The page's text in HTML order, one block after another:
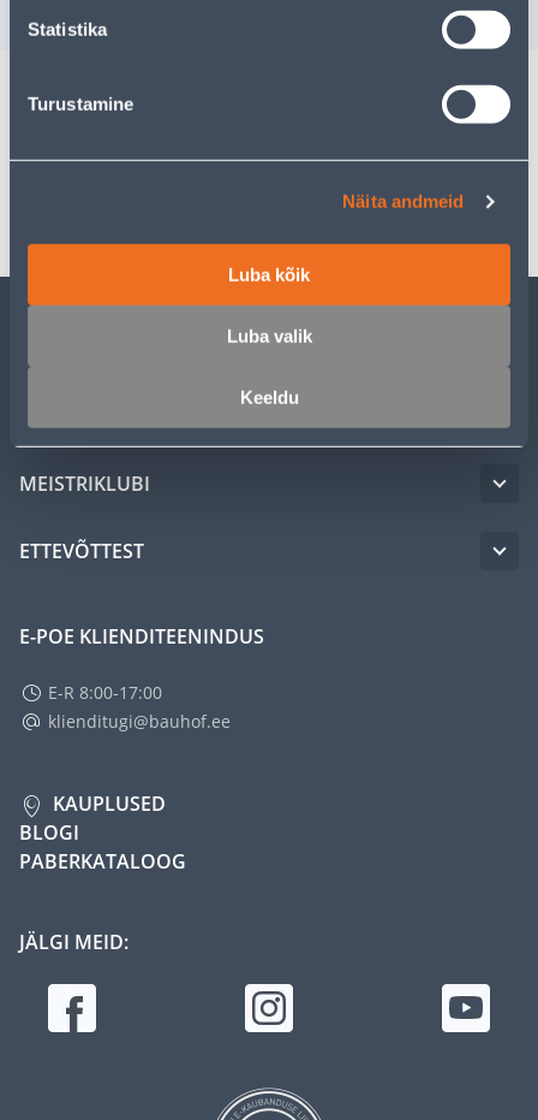
Statistika
Turustamine
Näita andmeid
Luba kõik
Luba valik
Keeldu
sisselogitud
MEISTRIKLUBI
ETTEVÕTTEST
E-POE KLIENDITEENINDUS
E-R 8:00-17:00
klienditugi@bauhof.ee
KAUPLUSED
BLOGI
PABERKATALOOG
JÄLGI MEID: